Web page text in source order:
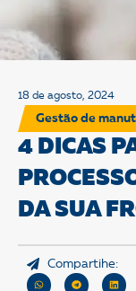
18 de agosto, 2024
Gestão de
4 DICAS
DA SUA
Compartihe: